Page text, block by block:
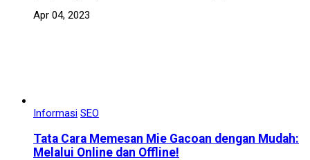
Apr 04, 2023
Informasi SEO
Tata Cara Memesan Mie Gacoan dengan Mudah:
Melalui Online dan Offline!